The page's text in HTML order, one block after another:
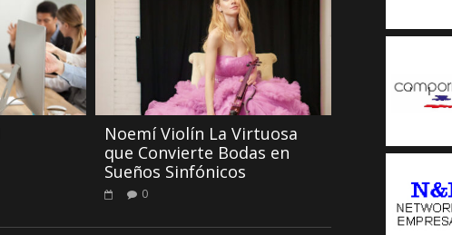
Noemí Violín La Virtuosa
que Convierte Bodas en
Sueños Sinfónicos
0